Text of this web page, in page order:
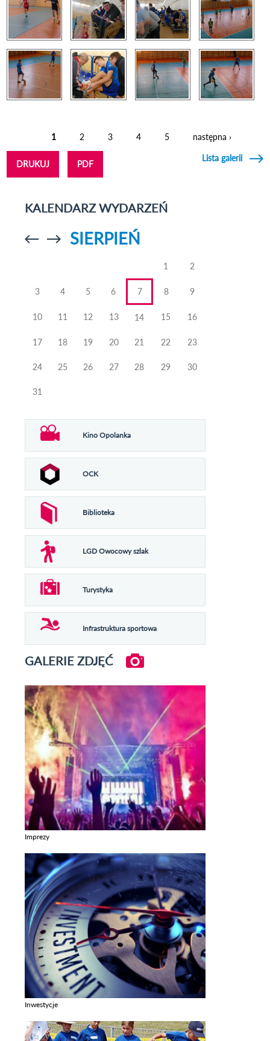
Strony
1 2 3 4 5 następna ›
DRUKUJ PDF
Lista galerii
KALENDARZ WYDARZEŃ
Przejdź doPrzejdź do
SIERPIEŃ
1 2
3 4 5 6 7 8 9
10 11 12 13 14 15 16
17 18 19 20 21 22 23
24 25 26 27 28 29 30
31
Kino Opolanka
OCK
Biblioteka
LGD Owocowy szlak
Turystyka
Infrastruktura sportowa
GALERIE ZDJĘĆ
Imprezy
Inwestycje